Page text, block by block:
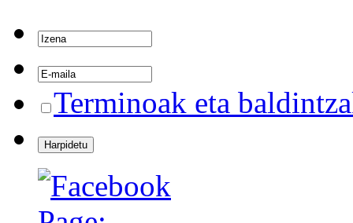
Terminoak eta